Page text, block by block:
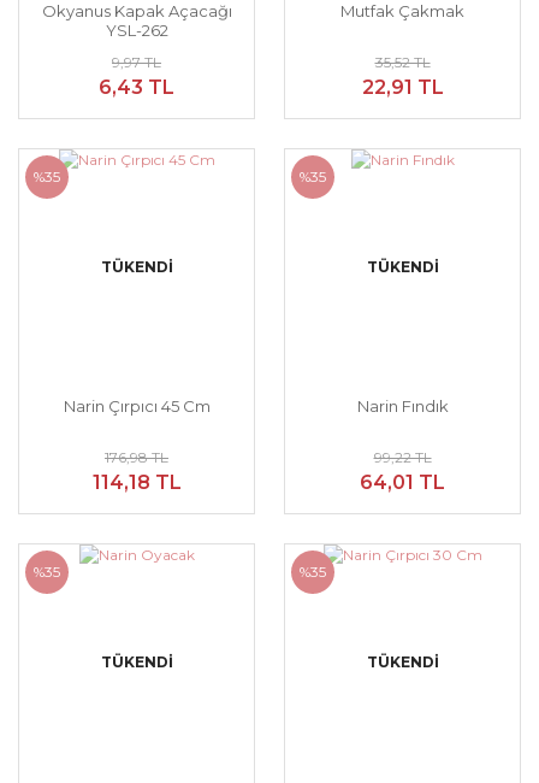
Okyanus Kapak Açacağı
YSL-262
9,97 TL
6,43 TL
Mutfak Çakmak
35,52 TL
22,91 TL
%35
TÜKENDİ
Narin Çırpıcı 45 Cm
176,98 TL
114,18 TL
%35
TÜKENDİ
Narin Fındık
99,22 TL
64,01 TL
%35
TÜKENDİ
%35
TÜKENDİ